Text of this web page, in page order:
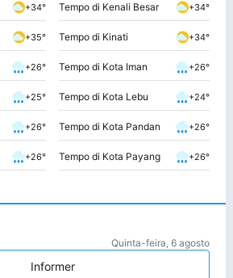
+34° Tempo di Kenali Besar +34°
+35° Tempo di Kinati +34°
+26° Tempo di Kota Iman +26°
+25° Tempo di Kota Lebu +24°
+26° Tempo di Kota Pandan +26°
+26° Tempo di Kota Payang +26°
Quinta-feira, 6 agosto
Informer